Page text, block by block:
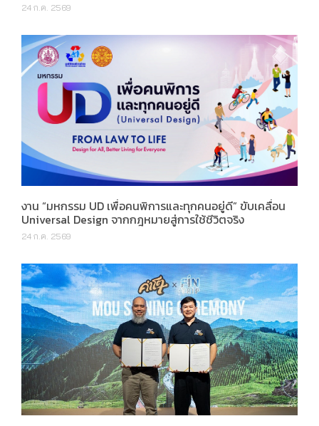
24 ก.ค. 2569
งาน “มหกรรม UD เพื่อคนพิการและทุกคนอยู่ดี” ขับเคลื่อน
Universal Design จากกฎหมายสู่การใช้ชีวิตจริง
24 ก.ค. 2569